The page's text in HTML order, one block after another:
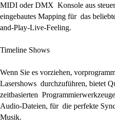
MIDI oder DMX Konsole aus
eingebautes Mapping für das
and-Play-Live-Feeling.
Timeline Shows
Wenn Sie es vorziehen,
Lasershows durchzuführen, bietet
zeitbasierten
Audio-Dateien, für die perfekte
Musik.